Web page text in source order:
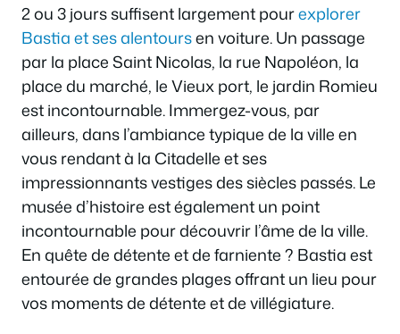
2 ou 3 jours suffisent largement pourexplorer
Bastia et ses alentoursen voiture. Un passage
par la place Saint Nicolas, la rue Napoléon, la
place du marché, le Vieux port, le jardin Romieu
est incontournable. Immergez-vous, par
ailleurs, dans l’ambiance typique de la ville en
vous rendant à la Citadelle et ses
impressionnants vestiges des siècles passés. Le
musée d’histoire est également un point
incontournable pour découvrir l’âme de la ville.
En quête de détente et de farniente ? Bastia est
entourée de grandes plages offrant un lieu pour
vos moments de détente et de villégiature.